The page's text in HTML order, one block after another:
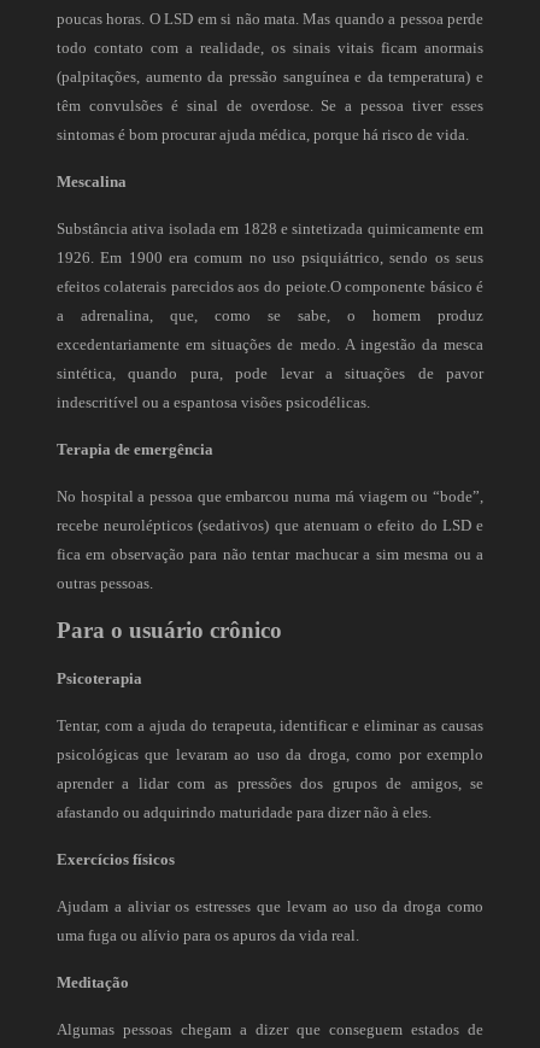
poucas horas. O LSD em si não mata. Mas quando a pessoa perde
todo contato com a realidade, os sinais vitais ficam anormais
(palpitações, aumento da pressão sanguínea e da temperatura) e
têm convulsões é sinal de overdose. Se a pessoa tiver esses
sintomas é bom procurar ajuda médica, porque há risco de vida.
Mescalina
Substância ativa isolada em 1828 e sintetizada quimicamente em
1926. Em 1900 era comum no uso psiquiátrico, sendo os seus
efeitos colaterais parecidos aos do peiote.O componente básico é
a adrenalina, que, como se sabe, o homem produz
excedentariamente em situações de medo. A ingestão da mesca
sintética, quando pura, pode levar a situações de pavor
indescritível ou a espantosa visões psicodélicas.
Terapia de emergência
No hospital a pessoa que embarcou numa má viagem ou “bode”,
recebe neurolépticos (sedativos) que atenuam o efeito do LSD e
fica em observação para não tentar machucar a sim mesma ou a
outras pessoas.
Para o usuário crônico
Psicoterapia
Tentar, com a ajuda do terapeuta, identificar e eliminar as causas
psicológicas que levaram ao uso da droga, como por exemplo
aprender a lidar com as pressões dos grupos de amigos, se
afastando ou adquirindo maturidade para dizer não à eles.
Exercícios físicos
Ajudam a aliviar os estresses que levam ao uso da droga como
uma fuga ou alívio para os apuros da vida real.
Meditação
Algumas pessoas chegam a dizer que conseguem estados de